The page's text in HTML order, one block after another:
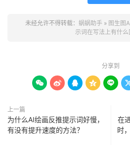
未经允许不得转载： 蜗蜗助手» 图生图
示词在写法上有什么
分享到
    
上一篇
为什么AI绘画反推提示词好慢，
有没有提升速度的方法？
在
时